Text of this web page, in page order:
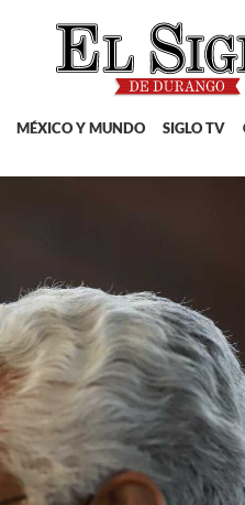
MÉXICO Y MUNDO SIGLO TV